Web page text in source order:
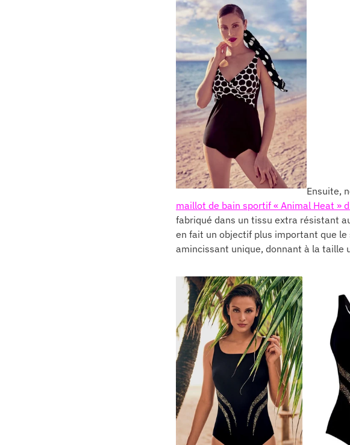
Ensuite,
maillot de bain sportif « Animal Heat »
fabriqué dans un tissu extra résistant
en fait un objectif plus important que
amincissant unique, donnant à la taille